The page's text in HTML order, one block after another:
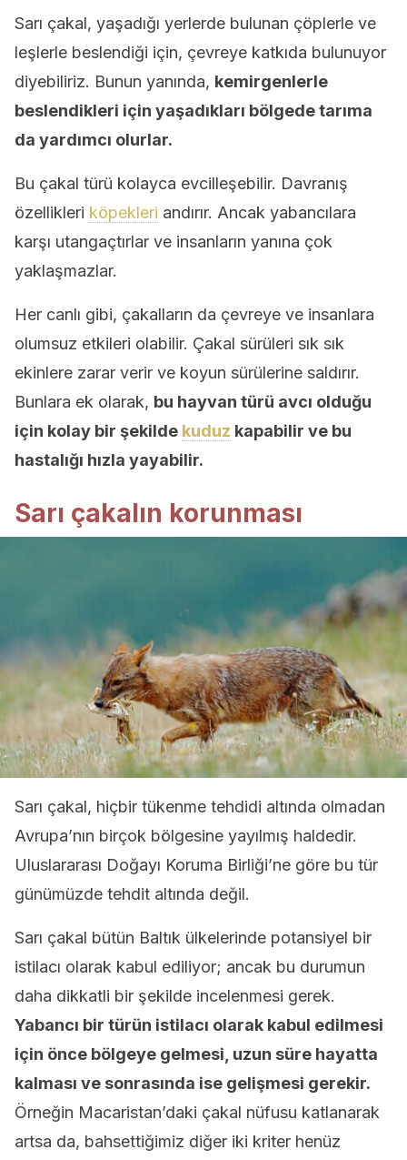
Sarı çakal, yaşadığı yerlerde bulunan çöplerle ve
leşlerle beslendiği için, çevreye katkıda bulunuyor
diyebiliriz. Bunun yanında, kemirgenlerle
beslendikleri için yaşadıkları bölgede tarıma
da yardımcı olurlar.
Bu çakal türü kolayca evcilleşebilir. Davranış
özellikleri köpekleri andırır. Ancak yabancılara
karşı utangaçtırlar ve insanların yanına çok
yaklaşmazlar.
Her canlı gibi, çakalların da çevreye ve insanlara
olumsuz etkileri olabilir. Çakal sürüleri sık sık
ekinlere zarar verir ve koyun sürülerine saldırır.
Bunlara ek olarak, bu hayvan türü avcı olduğu
için kolay bir şekilde kuduz kapabilir ve bu
hastalığı hızla yayabilir.
Sarı çakalın korunması
Sarı çakal, hiçbir tükenme tehdidi altında olmadan
Avrupa’nın birçok bölgesine yayılmış haldedir.
Uluslararası Doğayı Koruma Birliği’ne göre bu tür
günümüzde tehdit altında değil.
Sarı çakal bütün Baltık ülkelerinde potansiyel bir
istilacı olarak kabul ediliyor; ancak bu durumun
daha dikkatli bir şekilde incelenmesi gerek.
Yabancı bir türün istilacı olarak kabul edilmesi
için önce bölgeye gelmesi, uzun süre hayatta
kalması ve sonrasında ise gelişmesi gerekir.
Örneğin Macaristan’daki çakal nüfusu katlanarak
artsa da, bahsettiğimiz diğer iki kriter henüz